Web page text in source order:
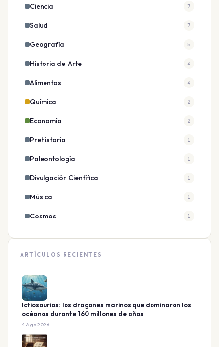
Ciencia 7
Salud 7
Geografía 5
Historia del Arte 4
Alimentos 4
Química 2
Economía 2
Prehistoria 1
Paleontología 1
Divulgación Científica 1
Música 1
Cosmos 1
ARTÍCULOS RECIENTES
Ictiosaurios: los dragones marinos que dominaron los
océanos durante 160 millones de años
4 Ago 2026